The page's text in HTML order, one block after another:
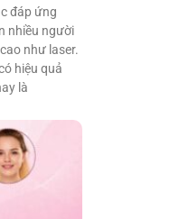
đáp ứng
nhiều người
như laser.
hiệu quả
là